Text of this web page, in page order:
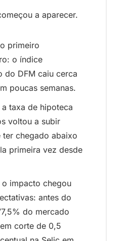
a aparecer.
primeiro
o índice
do DFM caiu cerca
poucas semanas.
a taxa de hipoteca
voltou a subir
ter chegado abaixo
primeira vez desde
o impacto chegou
antes do
do mercado
corte de 0,5